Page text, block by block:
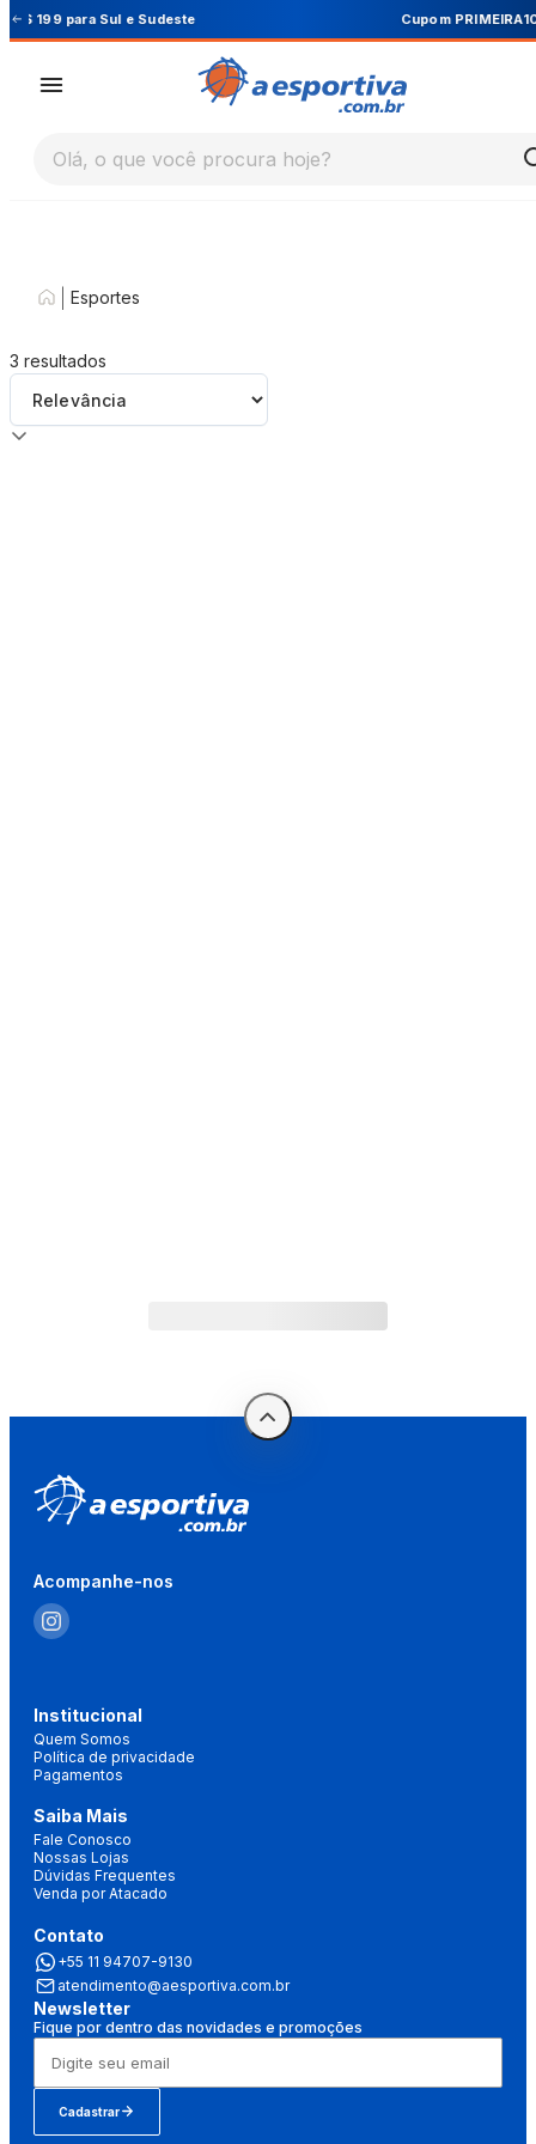
Cupom PRIMEIRA10 para 10% OFF na 1ª compra
Olá, o que você procura hoje?
Esportes
3 resultados
Acompanhe-nos
Institucional
Quem Somos
Política de privacidade
Pagamentos
Saiba Mais
Fale Conosco
Nossas Lojas
Dúvidas Frequentes
Venda por Atacado
Contato
+55 11 94707-9130
atendimento@aesportiva.com.br
Newsletter
Fique por dentro das novidades e promoções
Cadastrar